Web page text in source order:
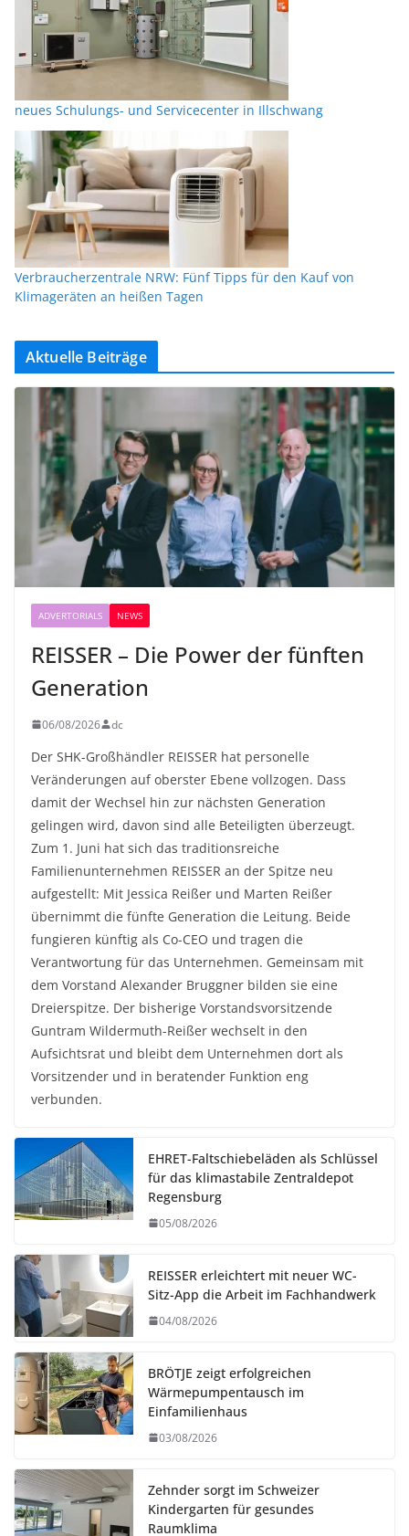
neues Schulungs- und Servicecenter in Illschwang
Verbraucherzentrale NRW: Fünf Tipps für den Kauf von
Klimageräten an heißen Tagen
Aktuelle Beiträge
ADVERTORIALS NEWS
REISSER – Die Power der fünften
Generation
06/08/2026 dc
Der SHK-Großhändler REISSER hat personelle
Veränderungen auf oberster Ebene vollzogen. Dass
damit der Wechsel hin zur nächsten Generation
gelingen wird, davon sind alle Beteiligten überzeugt.
Zum 1. Juni hat sich das traditionsreiche
Familienunternehmen REISSER an der Spitze neu
aufgestellt: Mit Jessica Reißer und Marten Reißer
übernimmt die fünfte Generation die Leitung. Beide
fungieren künftig als Co-CEO und tragen die
Verantwortung für das Unternehmen. Gemeinsam mit
dem Vorstand Alexander Bruggner bilden sie eine
Dreierspitze. Der bisherige Vorstandsvorsitzende
Guntram Wildermuth-Reißer wechselt in den
Aufsichtsrat und bleibt dem Unternehmen dort als
Vorsitzender und in beratender Funktion eng
verbunden.
EHRET-Faltschiebeläden als Schlüssel
für das klimastabile Zentraldepot
Regensburg
05/08/2026
REISSER erleichtert mit neuer WC-
Sitz-App die Arbeit im Fachhandwerk
04/08/2026
BRÖTJE zeigt erfolgreichen
Wärmepumpentausch im
Einfamilienhaus
03/08/2026
Zehnder sorgt im Schweizer
Kindergarten für gesundes
Raumklima